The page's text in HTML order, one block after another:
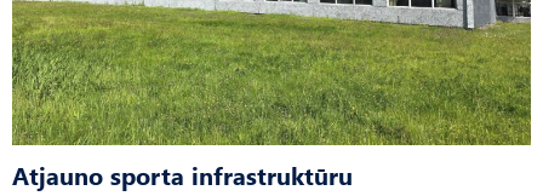
Atjauno sporta infrastruktūru